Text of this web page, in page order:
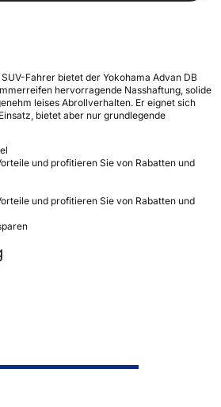
Fahrer bietet der Yokohama Advan DB
hervorragende Nasshaftung, solide
leises Abrollverhalten. Er eignet sich
bietet aber nur grundlegende
und profitieren Sie von Rabatten und
und profitieren Sie von Rabatten und